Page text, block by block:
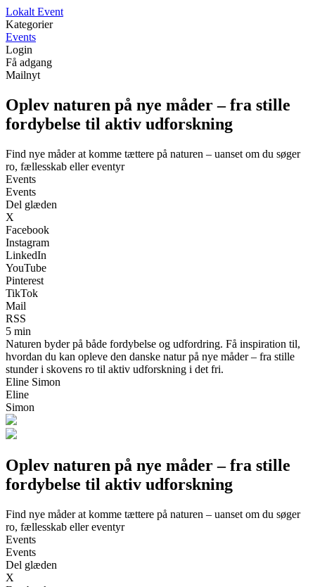
Lokalt Event
Kategorier
Events
Login
Få adgang
Mailnyt
Oplev naturen på nye måder – fra stille
fordybelse til aktiv udforskning
Find nye måder at komme tættere på naturen – uanset om du søger
ro, fællesskab eller eventyr
Events
Events
Del glæden
X
Facebook
Instagram
LinkedIn
YouTube
Pinterest
TikTok
Mail
RSS
5 min
Naturen byder på både fordybelse og udfordring. Få inspiration til,
hvordan du kan opleve den danske natur på nye måder – fra stille
stunder i skovens ro til aktiv udforskning i det fri.
Eline Simon
Eline
Simon
Oplev naturen på nye måder – fra stille
fordybelse til aktiv udforskning
Find nye måder at komme tættere på naturen – uanset om du søger
ro, fællesskab eller eventyr
Events
Events
Del glæden
X